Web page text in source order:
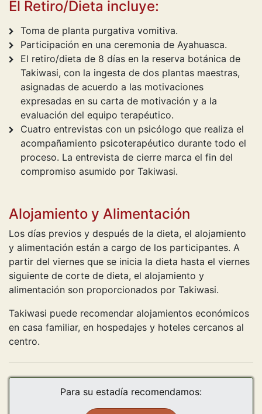
El Retiro/Dieta incluye:
Toma de planta purgativa vomitiva.
Participación en una ceremonia de Ayahuasca.
El retiro/dieta de 8 días en la reserva botánica de
Takiwasi, con la ingesta de dos plantas maestras,
asignadas de acuerdo a las motivaciones
expresadas en su carta de motivación y a la
evaluación del equipo terapéutico.
Cuatro entrevistas con un psicólogo que realiza el
acompañamiento psicoterapéutico durante todo el
proceso. La entrevista de cierre marca el fin del
compromiso asumido por Takiwasi.
Alojamiento y Alimentación
Los días previos y después de la dieta, el alojamiento
y alimentación están a cargo de los participantes. A
partir del viernes que se inicia la dieta hasta el viernes
siguiente de corte de dieta, el alojamiento y
alimentación son proporcionados por Takiwasi.
Takiwasi puede recomendar alojamientos económicos
en casa familiar, en hospedajes y hoteles cercanos al
centro.
Para su estadía recomendamos: